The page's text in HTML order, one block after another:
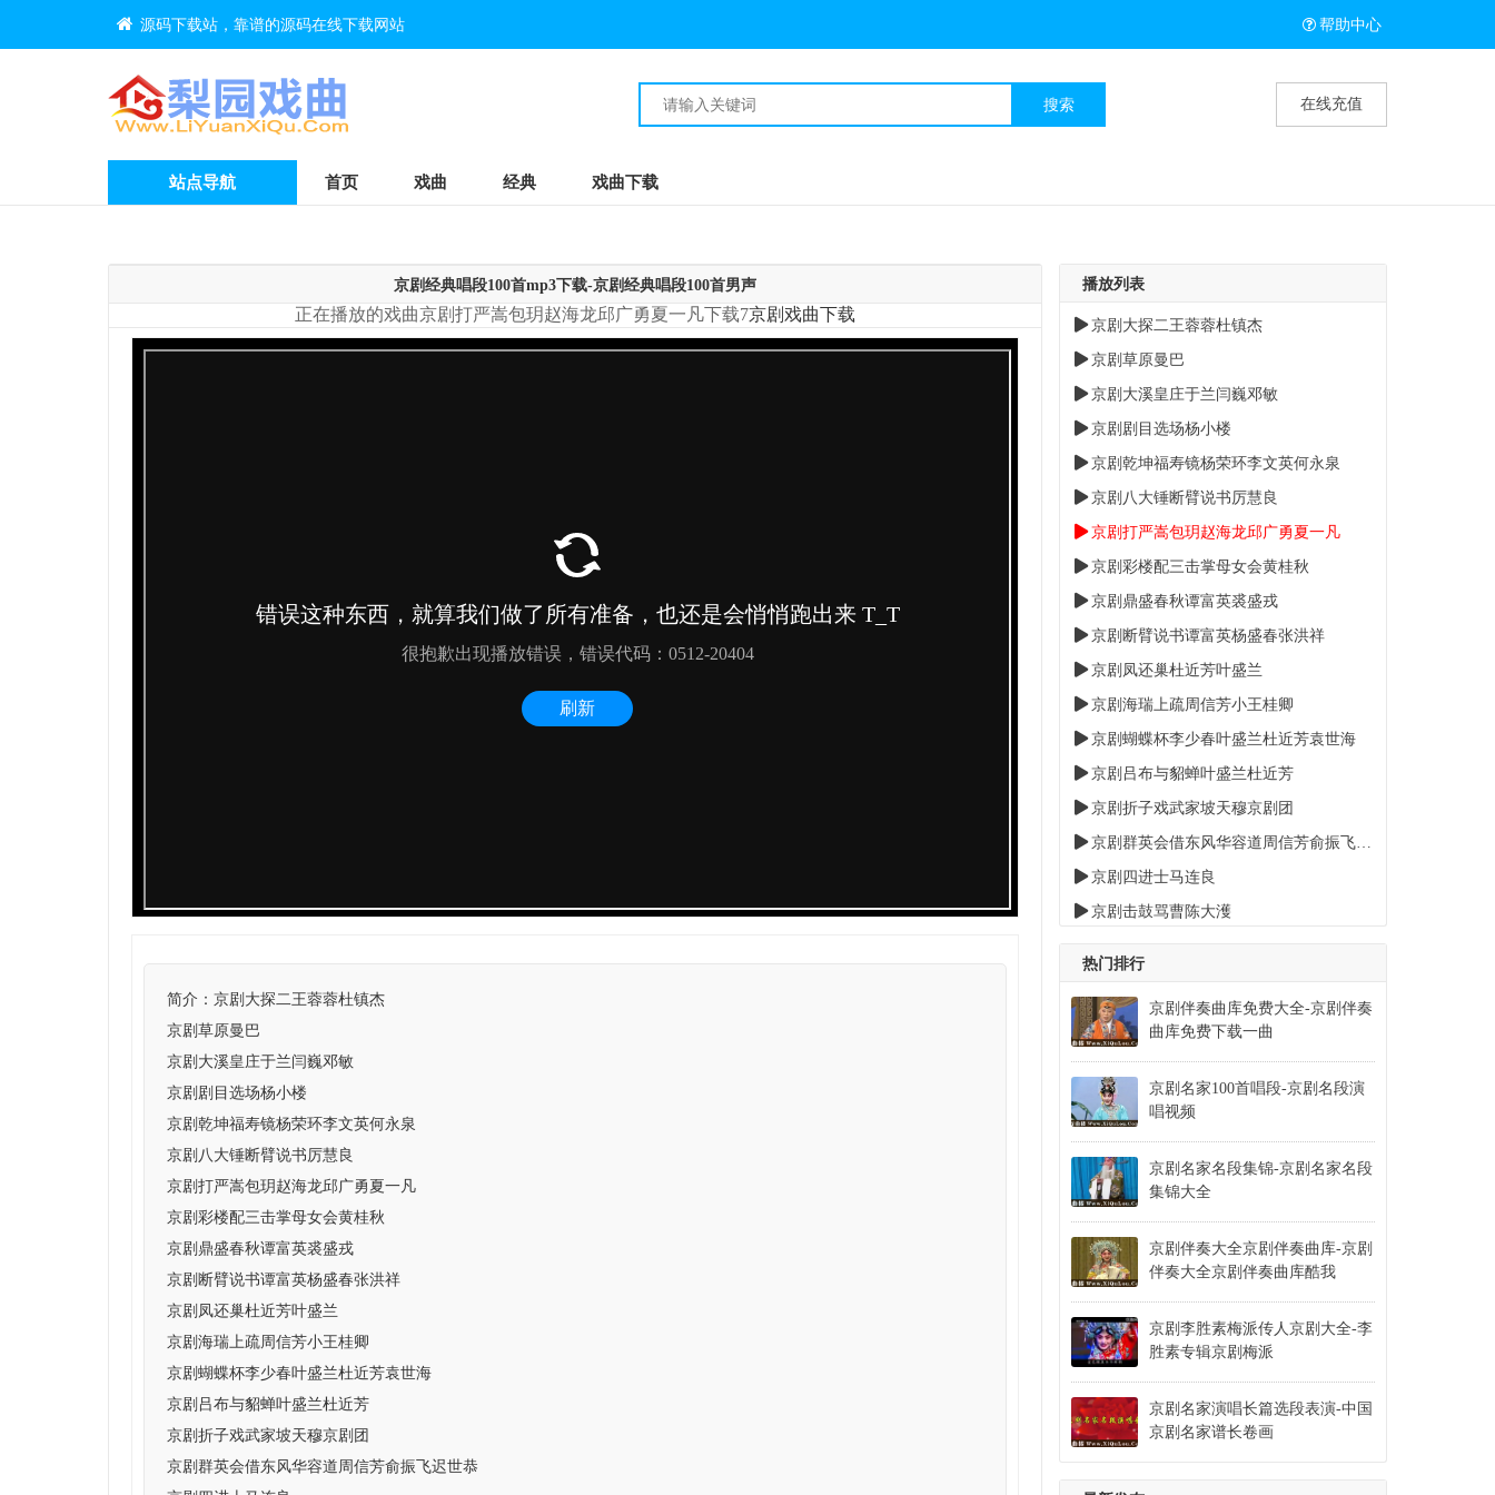
源码下载站，靠谱的源码在线下载网站 帮助中心
在线充值
站点导航 首页 戏曲 经典 戏曲下载
京剧经典唱段100首mp3下载-京剧经典唱段100首男声
正在播放的戏曲京剧打严嵩包玥赵海龙邱广勇夏一凡下载7京剧戏曲下载
简介： 京剧大探二王蓉蓉杜镇杰
京剧草原曼巴
京剧大溪皇庄于兰闫巍邓敏
京剧剧目选场杨小楼
京剧乾坤福寿镜杨荣环李文英何永泉
京剧八大锤断臂说书厉慧良
京剧打严嵩包玥赵海龙邱广勇夏一凡
京剧彩楼配三击掌母女会黄桂秋
京剧鼎盛春秋谭富英裘盛戎
京剧断臂说书谭富英杨盛春张洪祥
京剧凤还巢杜近芳叶盛兰
京剧海瑞上疏周信芳小王桂卿
京剧蝴蝶杯李少春叶盛兰杜近芳袁世海
京剧吕布与貂蝉叶盛兰杜近芳
京剧折子戏武家坡天穆京剧团
京剧群英会借东风华容道周信芳俞振飞迟世恭
播放列表
京剧大探二王蓉蓉杜镇杰
京剧草原曼巴
京剧大溪皇庄于兰闫巍邓敏
京剧剧目选场杨小楼
京剧乾坤福寿镜杨荣环李文英何永泉
京剧八大锤断臂说书厉慧良
京剧打严嵩包玥赵海龙邱广勇夏一凡
京剧彩楼配三击掌母女会黄桂秋
京剧鼎盛春秋谭富英裘盛戎
京剧断臂说书谭富英杨盛春张洪祥
京剧凤还巢杜近芳叶盛兰
京剧海瑞上疏周信芳小王桂卿
京剧蝴蝶杯李少春叶盛兰杜近芳袁世海
京剧吕布与貂蝉叶盛兰杜近芳
京剧折子戏武家坡天穆京剧团
京剧群英会借东风华容道周信芳俞振飞迟世恭
京剧四进士马连良
京剧击鼓骂曹陈大濩
京剧击鼓骂曹叶蓬
京剧棋盘山刘秀荣张春孝谢锐青
京剧柳荫记杜近芳叶盛兰
京剧霸王别姬许嘉宝刘金泉刘国强马明森
京剧潇湘夜雨杨秋玲萧润增萧润德李岩
京剧绿珠坠楼毕谷云周成志陆锦麟冯怀来
京剧红娘荀令莱赵慧秋尚明珠王紫苓童芷苓姚玉成冯静
京剧牧羊圈朱痕迹李世济张学海
京剧白帝城吞吴恨张建国王旭东宋小川
京剧谢瑶环王艳宋小川陈嫒张克张艳玲石晓亮
京剧赵氏孤儿马连良谭富英张君秋裘盛戎
京剧朱砂井拾玉镯
京剧锁麟囊
热门排行
京剧伴奏曲库免费大全-京剧伴奏
曲库免费下载一曲
京剧名家100首唱段-京剧名段演
唱视频
京剧名家名段集锦-京剧名家名段
集锦大全
京剧伴奏大全京剧伴奏曲库-京剧
伴奏大全京剧伴奏曲库酷我
京剧李胜素梅派传人京剧大全-李
胜素专辑京剧梅派
京剧名家演唱长篇选段表演-中国
京剧名家谱长卷画